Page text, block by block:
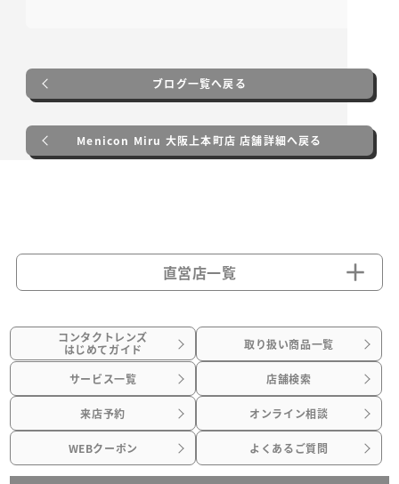
ブログ一覧へ戻る
Menicon Miru 大阪上本町店 店舗詳細へ戻る
直営店一覧
コンタクトレンズ
はじめてガイド 取り扱い商品一覧
サービス一覧 店舗検索
来店予約 オンライン相談
WEBクーポン よくあるご質問